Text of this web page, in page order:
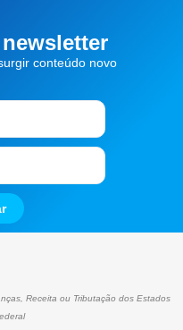
conteúdo novo
Receita ou Tributação dos Estados